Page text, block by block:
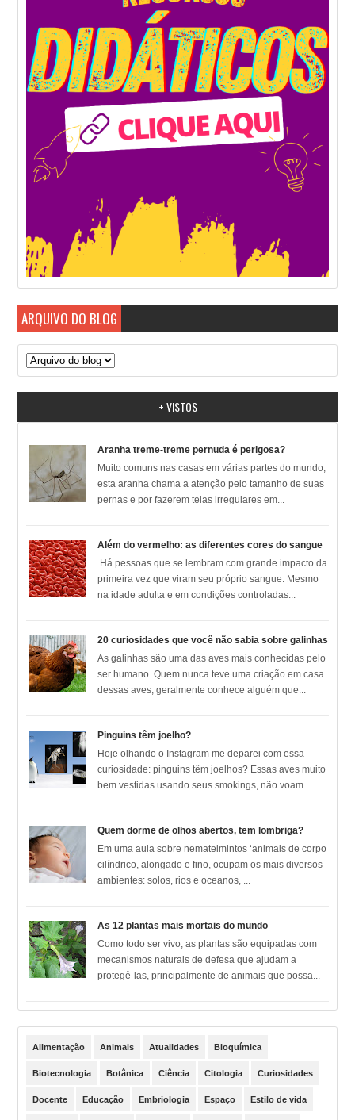
ARQUIVO DO BLOG
+ VISTOS
Aranha treme-treme pernuda é perigosa?
Muito comuns nas casas em várias partes do mundo,
esta aranha chama a atenção pelo tamanho de suas
pernas e por fazerem teias irregulares em...
Além do vermelho: as diferentes cores do sangue
Há pessoas que se lembram com grande impacto da
primeira vez que viram seu próprio sangue. Mesmo
na idade adulta e em condições controladas...
20 curiosidades que você não sabia sobre galinhas
As galinhas são uma das aves mais conhecidas pelo
ser humano. Quem nunca teve uma criação em casa
dessas aves, geralmente conhece alguém que...
Pinguins têm joelho?
Hoje olhando o Instagram me deparei com essa
curiosidade: pinguins têm joelhos? Essas aves muito
bem vestidas usando seus smokings, não voam...
Quem dorme de olhos abertos, tem lombriga?
Em uma aula sobre nematelmintos ‘animais de corpo
cilíndrico, alongado e fino, ocupam os mais diversos
ambientes: solos, rios e oceanos, ...
As 12 plantas mais mortais do mundo
Como todo ser vivo, as plantas são equipadas com
mecanismos naturais de defesa que ajudam a
protegê-las, principalmente de animais que possa...
Alimentação Animais Atualidades Bioquímica
Biotecnologia Botânica Ciência Citologia Curiosidades
Docente Educação Embriologia Espaço Estilo de vida